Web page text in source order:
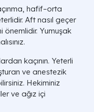
hafif–orta
Aft nasıl geçer
önemlidir. Yumuşak
kaçının. Yeterli
ve anestezik
Hekiminiz
ve ağız içi